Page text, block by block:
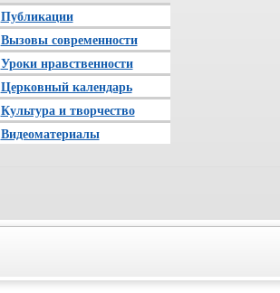
Публикации
Вызовы современности
Уроки нравственности
Церковный календарь
Культура и творчество
Видеоматериалы